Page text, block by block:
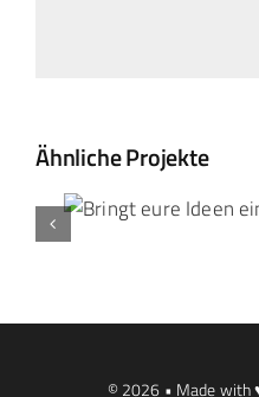
Ähnliche Projekte
© 2026 • Made with